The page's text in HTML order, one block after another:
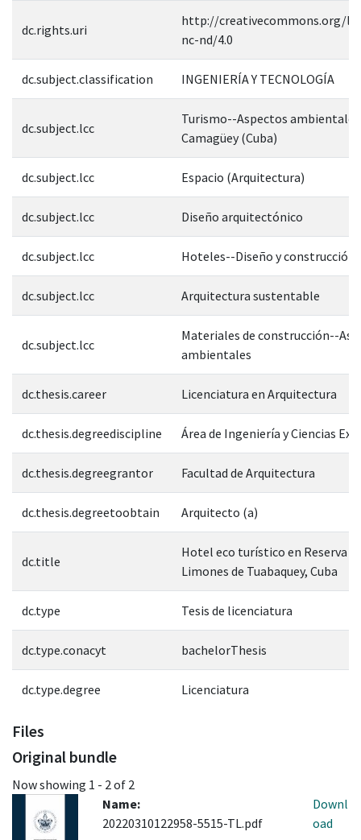
dc.rights.uri
http://creativecommons.org/
nc-nd/4.0
dc.subject.classification INGENIERÍA Y TECNOLOGÍA
dc.subject.lcc
Turismo--Aspectos
Camagüey (Cuba)
dc.subject.lcc Espacio (Arquitectura)
dc.subject.lcc Diseño arquitectónico
dc.subject.lcc Hoteles--Diseño y construcción
dc.subject.lcc Arquitectura sustentable
dc.subject.lcc
Materiales de construcción--
ambientales
dc.thesis.career Licenciatura en Arquitectura
dc.thesis.degreediscipline Área de Ingeniería y Ciencias
dc.thesis.degreegrantor Facultad de Arquitectura
dc.thesis.degreetoobtain Arquitecto (a)
dc.title
Hotel eco turístico en Reserva
Limones de Tuabaquey, Cuba
dc.type Tesis de licenciatura
dc.type.conacyt bachelorThesis
dc.type.degree Licenciatura
Files
Original bundle
Now showing 1 - 2 of 2
Name:
20220310122958-5515-TL.pdf
Downl
oad